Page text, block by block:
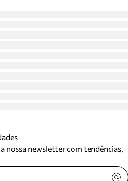
nossa newsletter com tendências,